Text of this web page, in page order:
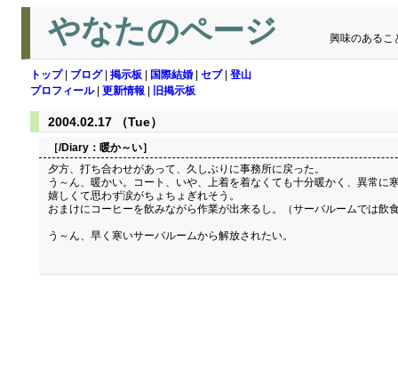
やなたのページ 興味のあるこ
トップ| ブログ| 掲示板 国際結婚 セブ| 登山
プロフィール| 更新情報 旧掲示板
2004.02.17 （Tue）
［/Diary： 暖か～い］
夕方、打ち合わせがあって、久しぶりに事務所に戻った。
う～ん、暖かい。コート、いや、上着を着なくても十分暖かく、異常に
嬉しくて思わず涙がちょちょぎれそう。
おまけにコーヒーを飲みながら作業が出来るし。（サーバルームでは飲
う～ん、早く寒いサーバルームから解放されたい。